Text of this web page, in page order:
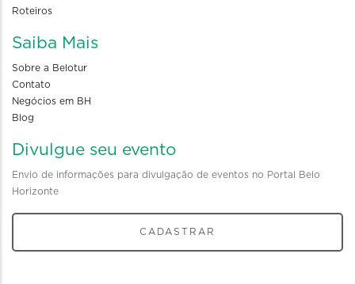
Roteiros
Saiba Mais
Sobre a Belotur
Contato
Negócios em BH
Blog
Divulgue seu evento
Envio de informações para divulgação de eventos no Portal Belo
Horizonte
CADASTRAR